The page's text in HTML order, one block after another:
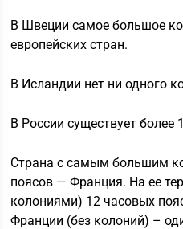
В Швеции самое большое
европейских стран.
В Исландии нет ни одного
В России существует более
Страна с самым большим
поясов — Франция. На ее
колониями) 12 часовых
Франции (без колоний) –